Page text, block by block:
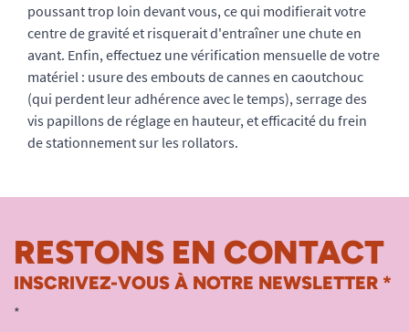
poussant trop loin devant vous, ce qui modifierait votre
centre de gravité et risquerait d'entraîner une chute en
avant. Enfin, effectuez une vérification mensuelle de votre
matériel : usure des embouts de cannes en caoutchouc
(qui perdent leur adhérence avec le temps), serrage des
vis papillons de réglage en hauteur, et efficacité du frein
de stationnement sur les rollators.
RESTONS EN CONTACT
INSCRIVEZ-VOUS À NOTRE NEWSLETTER *
*